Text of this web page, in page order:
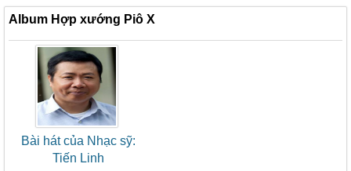
Album Hợp xướng Piô X
Bài hát của Nhạc sỹ:
Tiến Linh